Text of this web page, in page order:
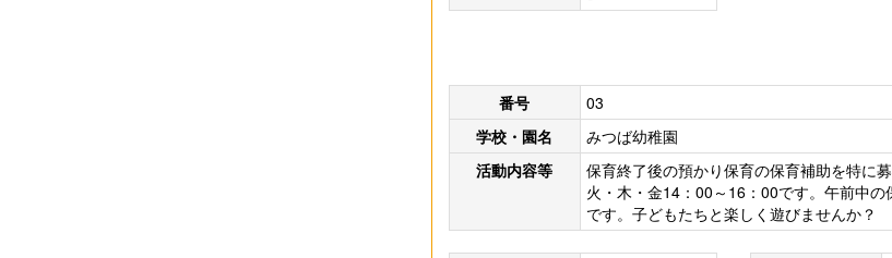
番号
03
学校・園名
みつば幼稚園
活動内容等
保育終了後の預かり保育の保育補助を特に
火・木・金14：00～16：00です。午前中の
です。子どもたちと楽しく遊びませんか？